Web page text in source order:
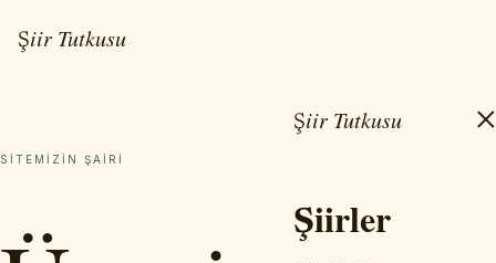
Şiir Tutkusu
Şiir Tutkusu
Şiirler
SITEMIZIN ŞAIRI